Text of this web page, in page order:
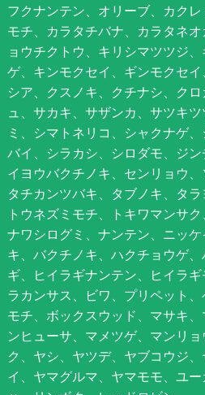
フクナンテン、オリーブ、カク
モチ、カラタチバナ、カラタネ
ョウチクトウ、キリシマツツジ
ゲ、キンモクセイ、ギンモクセ
シア、クスノキ、クチナシ、ク
ュ、サカキ、サザンカ、サツキ
ミ、シマトネリコ、シャクナゲ
バイ、シラカシ、シロダモ、ジ
イヨウバクチノキ、センリョウ、
タチカンツバキ、タブノキ、タラ
トウネズミモチ、トキワマンサク
ナワシログミ、ナンテン、ニッ
キ、バクチノキ、ハクチョウゲ
ギ、ヒイラギナンテン、ヒイラ
ラカンサス、ビワ、プリペット
モチ、ボックスウッド、マサキ
ンヒューサ、マメツゲ、マンリ
ク、ヤシ、ヤツデ、ヤブコウジ
イ、ヤマグルマ、ヤマモモ、ユ